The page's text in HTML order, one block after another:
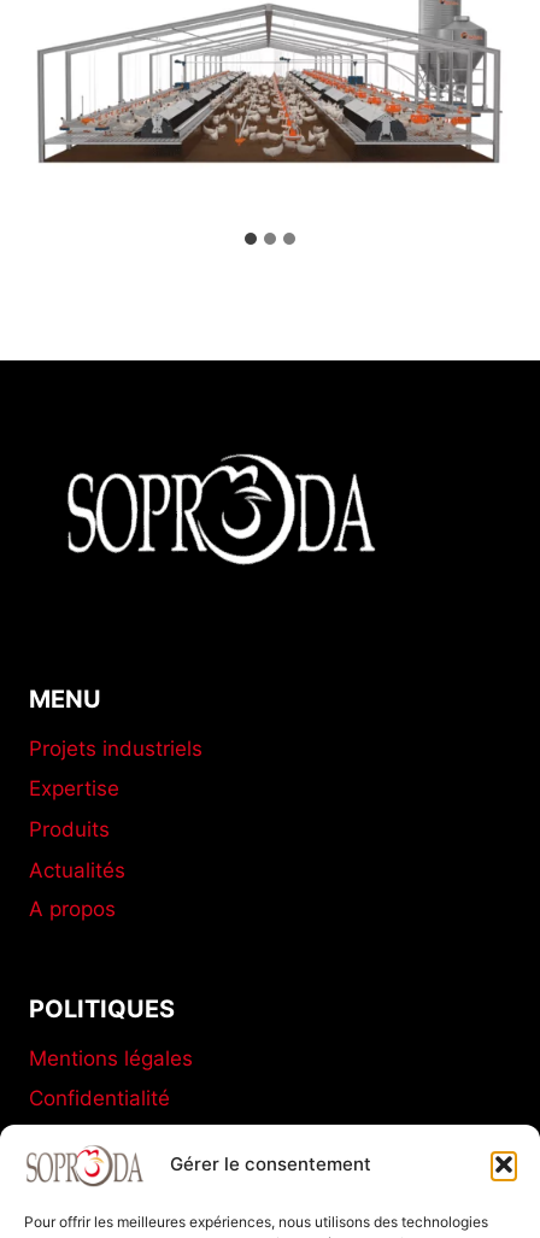
Gérer le consentement
Pour offrir les meilleures expériences, nous utilisons des technologies
MENU
Projets industriels
Expertise
Produits
Actualités
A propos
POLITIQUES
Mentions légales
Confidentialité
Conditions générales de vente
Politique de cookies (UE)